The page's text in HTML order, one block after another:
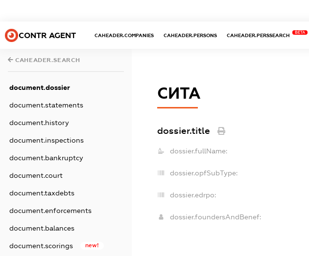
CONTR AGENT CAHEADER.COMPANIES CAHEADER.PERSONS CAHEADER.PERSSEARCH
BETA
CAHEADER.SEARCH
document.dossier
document.statements
document.history
document.inspections
document.bankruptcy
document.court
document.taxdebts
document.enforcements
document.balances
document.scorings new!
СИТА
dossier.title
dossier.fullName:
dossier.opfSubType:
dossier.edrpo:
dossier.foundersAndBenef: